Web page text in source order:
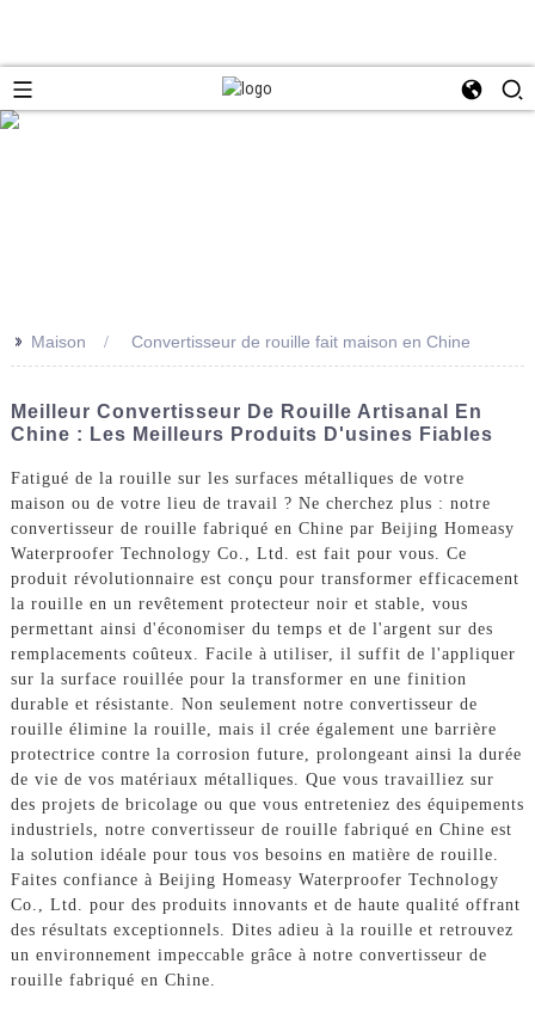
>> Maison Convertisseur de rouille fait maison en Chine
Meilleur Convertisseur De Rouille Artisanal En
Chine : Les Meilleurs Produits D'usines Fiables
Fatigué de la rouille sur les surfaces métalliques de votre
maison ou de votre lieu de travail ? Ne cherchez plus : notre
convertisseur de rouille fabriqué en Chine par Beijing Homeasy
Waterproofer Technology Co., Ltd. est fait pour vous. Ce
produit révolutionnaire est conçu pour transformer efficacement
la rouille en un revêtement protecteur noir et stable, vous
permettant ainsi d'économiser du temps et de l'argent sur des
remplacements coûteux. Facile à utiliser, il suffit de l'appliquer
sur la surface rouillée pour la transformer en une finition
durable et résistante. Non seulement notre convertisseur de
rouille élimine la rouille, mais il crée également une barrière
protectrice contre la corrosion future, prolongeant ainsi la durée
de vie de vos matériaux métalliques. Que vous travailliez sur
des projets de bricolage ou que vous entreteniez des équipements
industriels, notre convertisseur de rouille fabriqué en Chine est
la solution idéale pour tous vos besoins en matière de rouille.
Faites confiance à Beijing Homeasy Waterproofer Technology
Co., Ltd. pour des produits innovants et de haute qualité offrant
des résultats exceptionnels. Dites adieu à la rouille et retrouvez
un environnement impeccable grâce à notre convertisseur de
rouille fabriqué en Chine.